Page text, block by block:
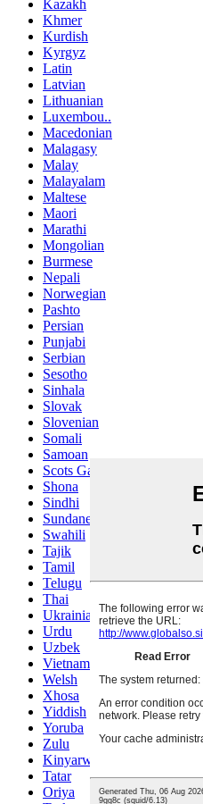
Kazakh
Khmer
Kurdish
Kyrgyz
Latin
Latvian
Lithuanian
Luxembou..
Macedonian
Malagasy
Malay
Malayalam
Maltese
Maori
Marathi
Mongolian
Burmese
Nepali
Norwegian
Pashto
Persian
Punjabi
Serbian
Sesotho
Sinhala
Slovak
Slovenian
Somali
Samoan
Scots Gaelic
Shona
Sindhi
Sundanese
Swahili
Tajik
Tamil
Telugu
Thai
Ukrainian
Urdu
Uzbek
Vietnamese
Welsh
Xhosa
Yiddish
Yoruba
Zulu
Kinyarwanda
Tatar
Oriya